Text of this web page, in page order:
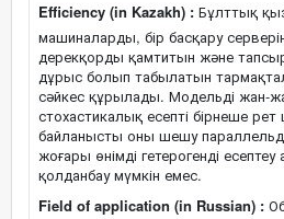
Efficiency (in Kazakh) : Бұлттық
машиналарды, бір басқару
дерекқорды қамтитын және
дұрыс болып табылатын
сәйкес құрылады. Модельді жан-
стохастикалық есепті бірнеше рет
байланысты оны шешу
жоғары өнімді гетерогенді есептеу
қолданбау мүмкін емес.
Field of application (in Russian) :